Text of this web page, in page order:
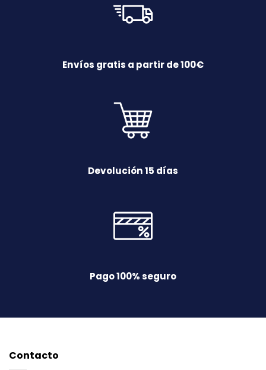
Envíos gratis a partir de 100€
Devolución 15 días
Pago 100% seguro
Contacto